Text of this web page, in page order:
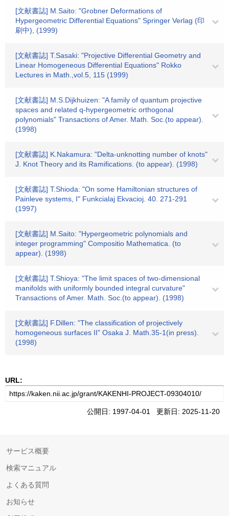
[文献書誌] M.Saito: "Grobner Deformations of
Hypergeometric Differential Equations" Springer Verlag (印
刷中), (1999)
[文献書誌] T.Sasaki: "Projective Differential Geometry and
Linear Homogeneous Differential Equations" Rokko
Lectures in Math.,vol.5, 115 (1999)
[文献書誌] M.S.Dijkhuizen: "A family of quantum projective
spaces and related q-hypergeometric orthogonal
polynomials" Transactions of Amer. Math. Soc.(to appear).
(1998)
[文献書誌] K.Nakamura: "Delta-unknotting number of knots"
J. Knot Theory and its Ramifications. (to appear). (1998)
[文献書誌] T.Shioda: "On some Hamiltonian structures of
Painleve systems, I" Funkcialaj Ekvacioj. 40. 271-291
(1997)
[文献書誌] M.Saito: "Hypergeometric polynomials and
integer programming" Compositio Mathematica. (to
appear). (1998)
[文献書誌] T.Shioya: "The limit spaces of two-dimensional
manifolds with uniformly bounded integral curvature"
Transactions of Amer. Math. Soc.(to appear). (1998)
[文献書誌] F.Dillen: "The classification of projectively
homogeneous surfaces II" Osaka J. Math.35-1(in press).
(1998)
URL:
公開日: 1997-04-01 更新日: 2025-11-20
サービス概要
検索マニュアル
よくある質問
お知らせ